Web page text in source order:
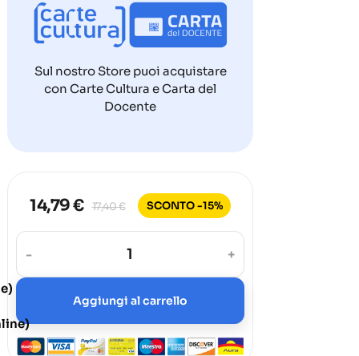
Sul nostro Store puoi acquistare
con Carte Cultura e Carta del
Docente
14,79 € 17,40 € SCONTO -15%
- +
Aggiungi al carrello